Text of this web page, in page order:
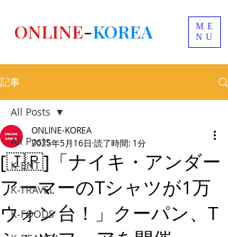
ME
NU
ONLINE-KOREA
記事
All Posts
K-ENT
K-TRAVEL
K-FOODS
All Posts
[🇯🇵]「ナイキ・アンダー
アーマーのTシャツが1万
ウォン台！」クーパン、T
ONLINE-KOREA
2025年5月16日 読了時間: 1分